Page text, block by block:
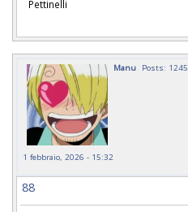
Pettinelli
Manu Posts: 1245
1 febbraio, 2026 - 15:32
88